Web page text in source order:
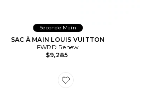
Seconde Main
SAC À MAIN LOUIS VUITTON
FWRD Renew
$9,285
Favorite SAC À MAIN DIOR